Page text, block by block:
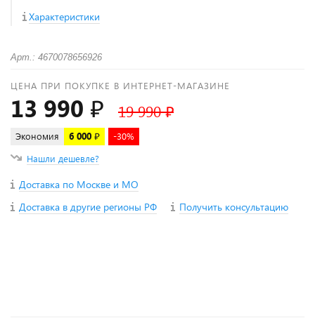
Характеристики
Арт.: 4670078656926
ЦЕНА ПРИ ПОКУПКЕ В ИНТЕРНЕТ-МАГАЗИНЕ
13 990 ₽ 19 990 ₽
Экономия 6 000 ₽
-30%
Нашли дешевле?
Доставка по Москве и МО
Доставка в другие регионы РФ
Получить консультацию